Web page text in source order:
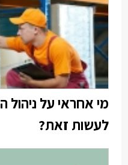
מי אחראי על ניהול
לעשות זאת?